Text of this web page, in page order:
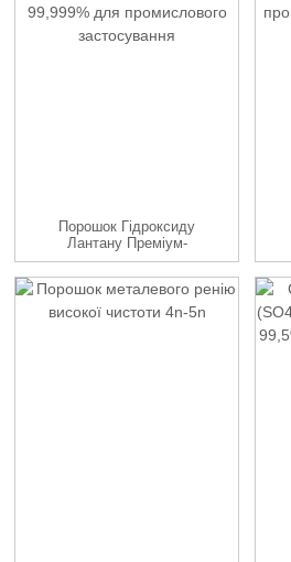
Порошок Гідроксиду
Лантану Преміум-
Класу | La(OH)₃ | ...